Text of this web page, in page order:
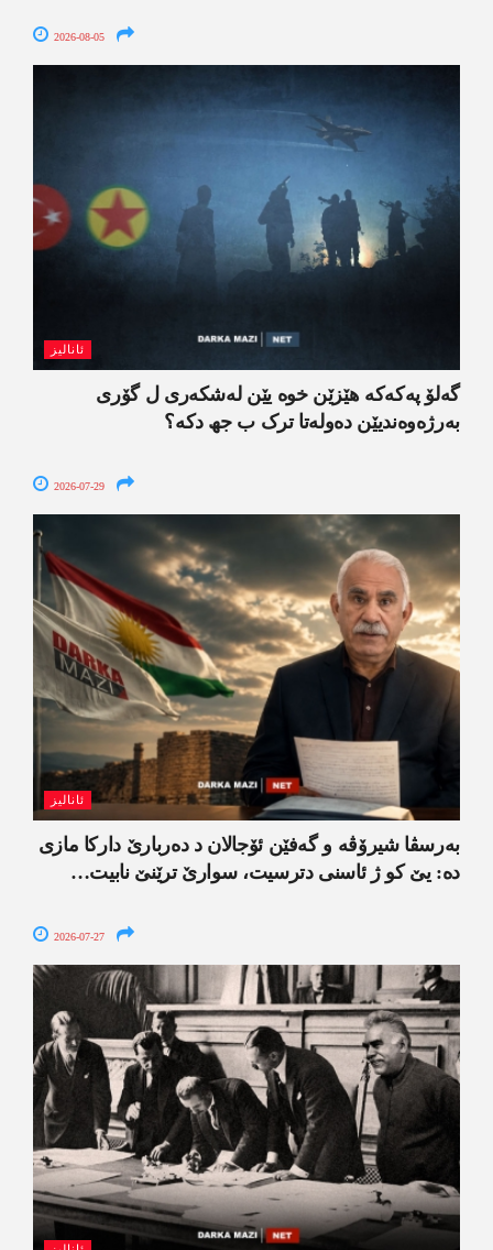
2026-08-05
ئانالیز
گەلۆ پەکەکە ھێزێن خوە یێن لەشکەری ل گۆری
بەرژەوەندیێن دەولەتا ترک ب جھ دکە؟
2026-07-29
ئانالیز
بەرسڤا شیرۆڤە و گەفێن ئۆجالان د دەربارێ دارکا مازی
دە: یێ کو ژ ئاسنی دترسیت، سوارێ ترێنێ نابیت…
2026-07-27